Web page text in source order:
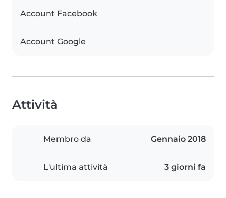
Account Facebook
Account Google
Attività
Membro da Gennaio 2018
L'ultima attività 3 giorni fa